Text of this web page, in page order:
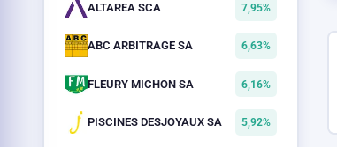
ALTAREA SCA 7,95%
ABC ARBITRAGE SA 6,63%
FLEURY MICHON SA 6,16%
PISCINES DESJOYAUX SA 5,92%